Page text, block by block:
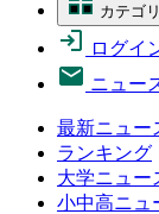
カテゴリ
ログイ
ニュー
最新ニュー
ランキング
大学ニュー
小中高ニュ